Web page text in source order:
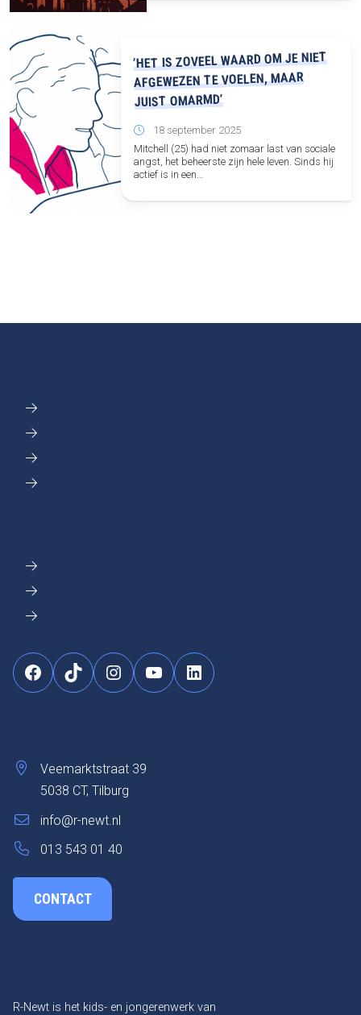
‘HET IS ZOVEEL WAARD OM JE NIET
AFGEWEZEN TE VOELEN, MAAR
JUIST OMARMD’
18 september 2025
Mitchell (25) had niet zomaar last van sociale
angst, het beheerste zijn hele leven. Sinds hij
actief is in een…
Facebook
TikTokInstagram
YouTubeLinkedIn
Veemarktstraat 39
5038 CT, Tilburg
info@r-newt.nl
013 543 01 40
CONTACT
R-Newt is het kids- en jongerenwerk van